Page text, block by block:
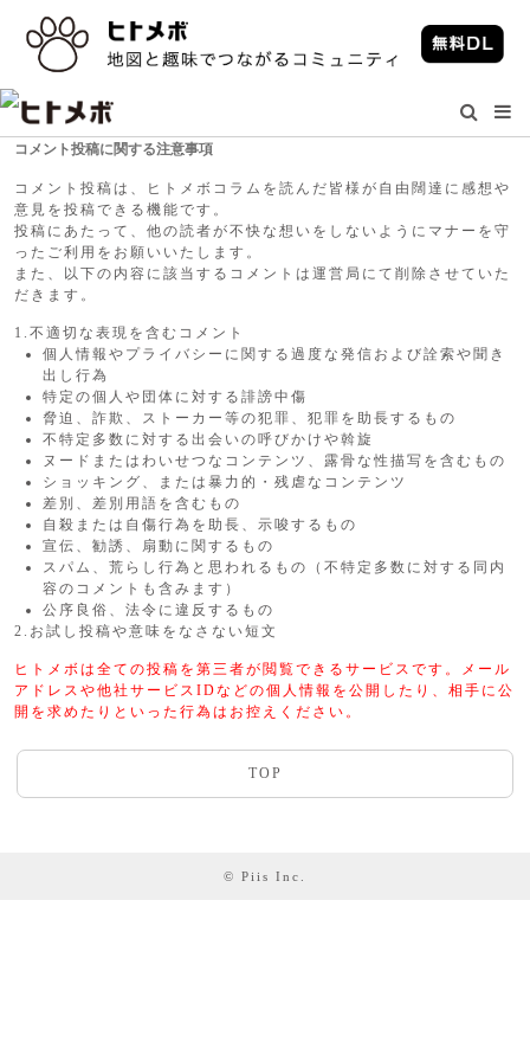
コメント投稿に関する注意事項
コメント投稿は、ヒトメボコラムを読んだ皆様が自由闊達に感想や
意見を投稿できる機能です。
投稿にあたって、他の読者が不快な想いをしないようにマナーを守
ったご利用をお願いいたします。
また、以下の内容に該当するコメントは運営局にて削除させていた
だきます。
1.不適切な表現を含むコメント
個人情報やプライバシーに関する過度な発信および詮索や聞き
出し行為
特定の個人や団体に対する誹謗中傷
脅迫、詐欺、ストーカー等の犯罪、犯罪を助長するもの
不特定多数に対する出会いの呼びかけや斡旋
ヌードまたはわいせつなコンテンツ、露骨な性描写を含むもの
ショッキング、または暴力的・残虐なコンテンツ
差別、差別用語を含むもの
自殺または自傷行為を助長、示唆するもの
宣伝、勧誘、扇動に関するもの
スパム、荒らし行為と思われるもの（不特定多数に対する同内
容のコメントも含みます）
公序良俗、法令に違反するもの
2.お試し投稿や意味をなさない短文
ヒトメボは全ての投稿を第三者が閲覧できるサービスです。メール
アドレスや他社サービスIDなどの個人情報を公開したり、相手に公
開を求めたりといった行為はお控えください。
TOP
© Piis Inc.